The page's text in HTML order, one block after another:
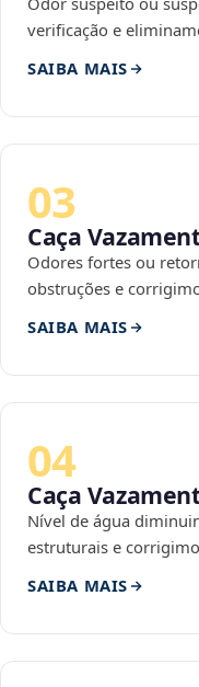
verificação e
SAIBA MAIS
03
Caça
Odores fortes ou
obstruções e
SAIBA MAIS
04
Caça
Nível de água
estruturais e
SAIBA MAIS